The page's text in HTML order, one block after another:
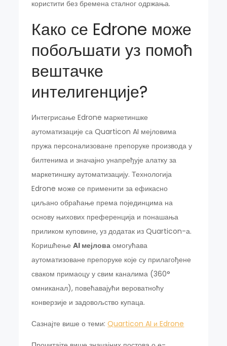
користити без бремена сталног одржања.
Како се Edrone може
побољшати уз помоћ
вештачке
интелигенције?
Интегрисање Edrone маркетиншке
аутоматизације са Quarticon AI мејловима
пружа персонализоване препоруке производа у
билтенима и значајно унапређује алатку за
маркетиншку аутоматизацију. Технологија
Edrone може се применити за ефикасно
циљано обраћање према појединцима на
основу њихових преференција и понашања
приликом куповине, уз додатак из Quarticon-а.
КоришћењеAI мејлова омогућава
аутоматизоване препоруке које су прилагођене
сваком примаоцу у свим каналима (360°
омниканал), повећавајући вероватноћу
конверзије и задовољство купаца.
Сазнајте више о теми:Quarticon AI и Edrone